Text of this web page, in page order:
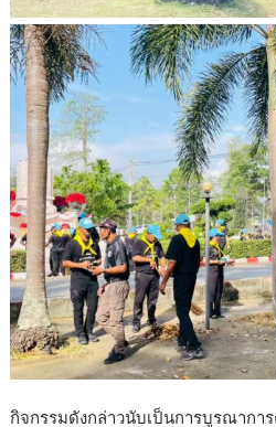
กิจกรรมดังกล่าวนับเป็นการบูรณากา